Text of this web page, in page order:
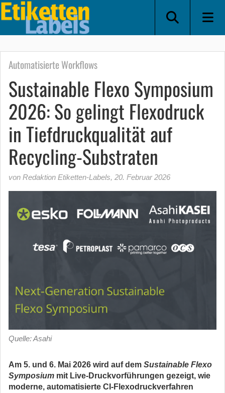
Automatisierte Workflows
Sustainable Flexo Symposium
2026: So gelingt Flexodruck
in Tiefdruckqualität auf
Recycling-Substraten
von Redaktion Etiketten-Labels, 20. Februar 2026
Quelle: Asahi
Am 5. und 6. Mai 2026 wird auf dem Sustainable Flexo
Symposium mit Live-Druckvorführungen gezeigt, wie
moderne, automatisierte CI-Flexodruckverfahren